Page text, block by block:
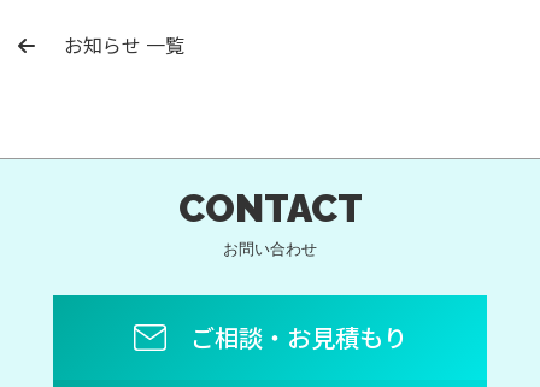
お知らせ 一覧
CONTACT
お問い合わせ
ご相談・お見積もり